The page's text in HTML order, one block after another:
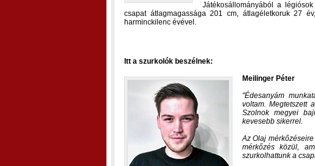
Játékosállományából a
csapat átlagmagassága 201 cm, átlagéletkoruk 27
harminckilenc évével.
Itt a szurkolók beszélnek:
Meilinger Péter
Édesanyám
voltam. Megtetszett
Szolnok megyei
kevesebb sikerrel.
Az Olaj
mérkőzés közül,
szurkolhattunk a